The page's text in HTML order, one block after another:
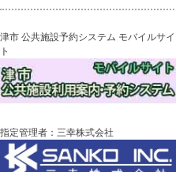
津市 公共施設予約システム モバイルサイ
ト
指定管理者：三幸株式会社